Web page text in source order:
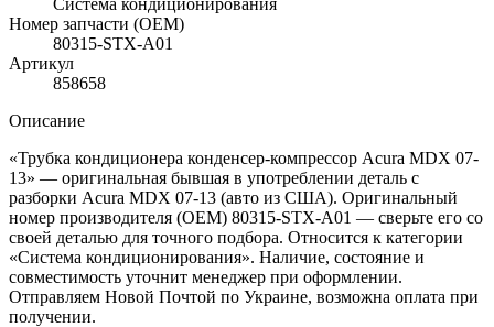
Номер запчасти (OEM)
80315-STX-A01
Артикул
858658
Описание
«Трубка кондиционера конденсер-компрессор Acura MDX 07-
13» — оригинальная бывшая в употреблении деталь с
разборки Acura MDX 07-13 (авто из США). Оригинальный
номер производителя (OEM) 80315-STX-A01 — сверьте его со
своей деталью для точного подбора. Относится к категории
«Система кондиционирования». Наличие, состояние и
совместимость уточнит менеджер при оформлении.
Отправляем Новой Почтой по Украине, возможна оплата при
получении.